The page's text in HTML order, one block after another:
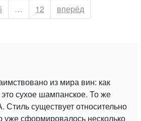
… Страница
12 вперёд
из мира вин: как
сухое шампанское. То же
Стиль существует относительно
уже сформировалось несколько